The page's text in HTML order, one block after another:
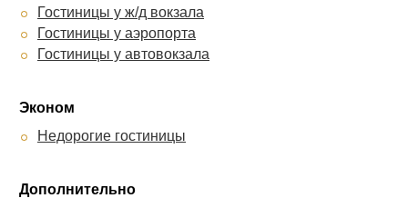
Гостиницы у ж/д вокзала
Гостиницы у аэропорта
Гостиницы у автовокзала
Эконом
Недорогие гостиницы
Дополнительно